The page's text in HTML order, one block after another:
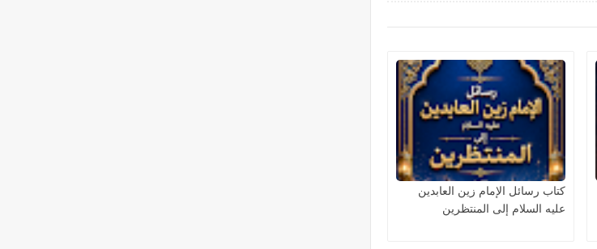
كتاب رسائل الإمام زين العابدين
عليه السلام إلى المنتظرين